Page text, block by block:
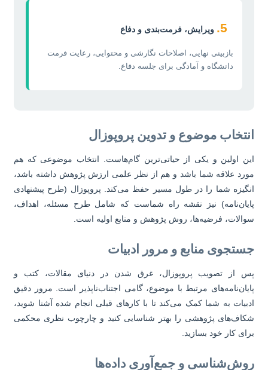
ویرایش، فرمت‌بندی و دفاع
بازبینی نهایی، اصلاحات نگارشی و محتوایی، رعایت فرمت
دانشگاه و آمادگی برای جلسه دفاع.
موضوع و تدوین پروپوزال
اولین و یکی از حیاتی‌ترین گام‌هاست. انتخاب موضوعی که هم
علاقه شما باشد و هم از نظر علمی ارزش پژوهش داشته باشد،
شما را در طول مسیر حفظ می‌کند. پروپوزال (طرح پیشنهادی
نیز نقشه راه شماست که شامل طرح مسئله، اهداف،
فرضیه‌ها، روش پژوهش و منابع اولیه است.
منابع و مرور ادبیات
از تصویب پروپوزال، غرق شدن در دنیای مقالات، کتب و
مرتبط با موضوع، گامی اجتناب‌ناپذیر است. مرور دقیق
به شما کمک می‌کند تا با کارهای قبلی انجام شده آشنا شوید،
پژوهشی را بهتر شناسایی کنید و چارچوب نظری محکمی
کار خود بسازید.
و جمع‌آوری داده‌ها